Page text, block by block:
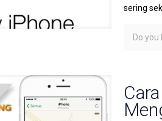
sering
Do you